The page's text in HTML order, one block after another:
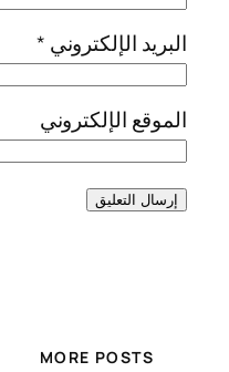
البريد الإلكتروني *
الموقع الإلكتروني
MORE POSTS